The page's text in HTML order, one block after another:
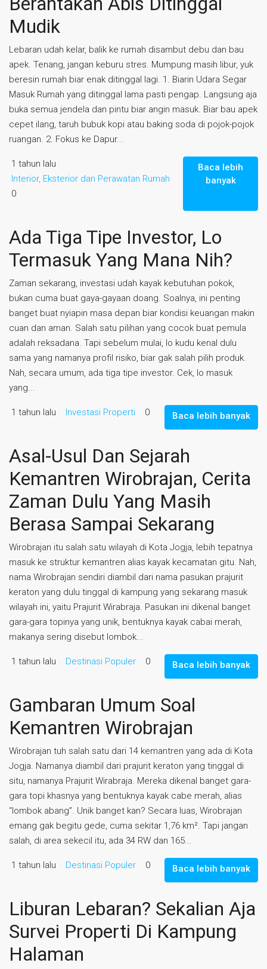
Mudik
Lebaran udah kelar, balik ke rumah disambut debu dan bau
apek. Tenang, jangan keburu stres. Mumpung masih libur, yuk
beresin rumah biar enak ditinggal lagi. 1. Biarin Udara Segar
Masuk Rumah yang ditinggal lama pasti pengap. Langsung aja
buka semua jendela dan pintu biar angin masuk. Biar bau apek
cepet ilang, taruh bubuk kopi atau baking soda di pojok-pojok
ruangan. 2. Fokus ke Dapur...
1 tahun lalu
Interior, Eksterior dan Perawatan Rumah
0
Baca lebih
banyak
Ada Tiga Tipe Investor, Lo
Termasuk Yang Mana Nih?
Zaman sekarang, investasi udah kayak kebutuhan pokok,
bukan cuma buat gaya-gayaan doang. Soalnya, ini penting
banget buat nyiapin masa depan biar kondisi keuangan makin
cuan dan aman. Salah satu pilihan yang cocok buat pemula
adalah reksadana. Tapi sebelum mulai, lo kudu kenal dulu
sama yang namanya profil risiko, biar gak salah pilih produk.
Nah, secara umum, ada tiga tipe investor. Cek, lo masuk
yang...
1 tahun lalu Investasi Properti 0 Baca lebih banyak
Asal-Usul Dan Sejarah
Kemantren Wirobrajan, Cerita
Zaman Dulu Yang Masih
Berasa Sampai Sekarang
Wirobrajan itu salah satu wilayah di Kota Jogja, lebih tepatnya
masuk ke struktur kemantren alias kayak kecamatan gitu. Nah,
nama Wirobrajan sendiri diambil dari nama pasukan prajurit
keraton yang dulu tinggal di kampung yang sekarang masuk
wilayah ini, yaitu Prajurit Wirabraja. Pasukan ini dikenal banget
gara-gara topinya yang unik, bentuknya kayak cabai merah,
makanya sering disebut lombok...
1 tahun lalu Destinasi Populer 0 Baca lebih banyak
Gambaran Umum Soal
Kemantren Wirobrajan
Wirobrajan tuh salah satu dari 14 kemantren yang ada di Kota
Jogja. Namanya diambil dari prajurit keraton yang tinggal di
situ, namanya Prajurit Wirabraja. Mereka dikenal banget gara-
gara topi khasnya yang bentuknya kayak cabe merah, alias
“lombok abang”. Unik banget kan? Secara luas, Wirobrajan
emang gak begitu gede, cuma sekitar 1,76 km². Tapi jangan
salah, di area sekecil itu, ada 34 RW dan 165...
1 tahun lalu Destinasi Populer 0 Baca lebih banyak
Liburan Lebaran? Sekalian Aja
Survei Properti Di Kampung
Halaman